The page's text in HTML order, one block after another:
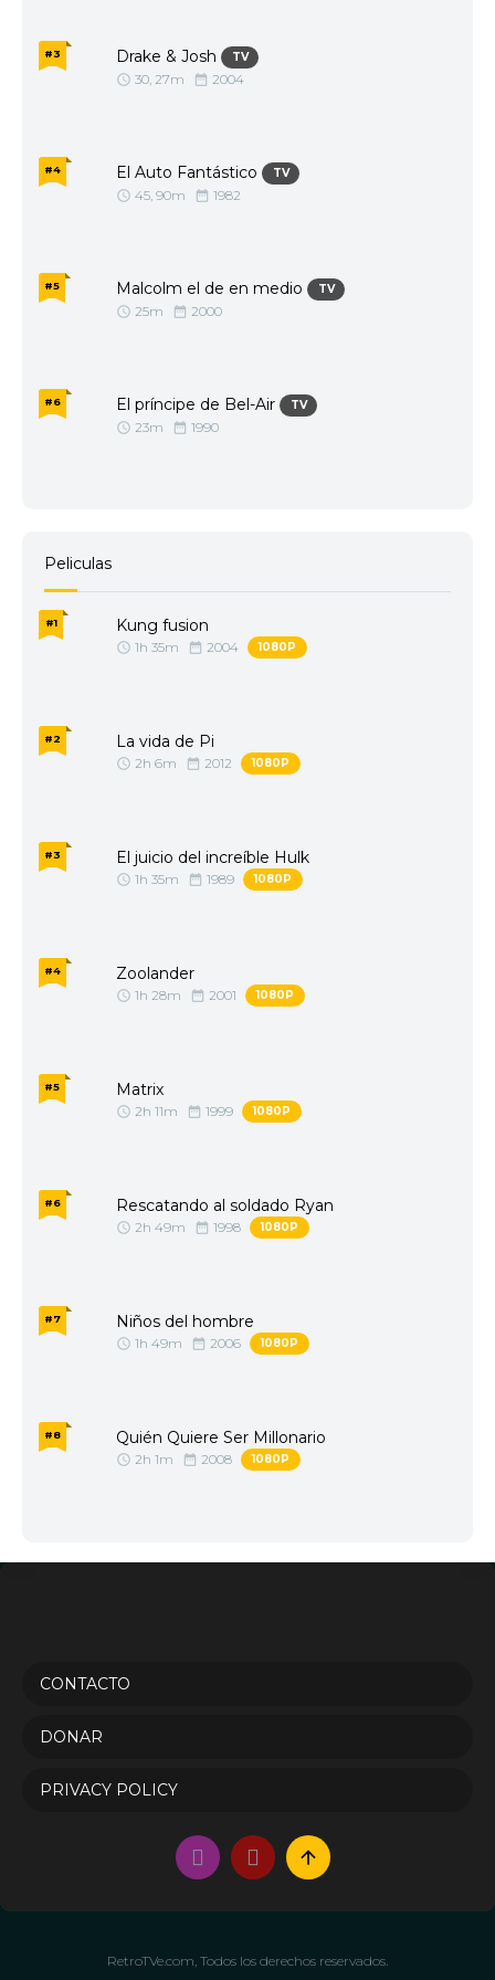
1966
1959
1956 1952
#3 Drake & Josh TV
30, 27m 2004
#4 El Auto Fantástico TV
45, 90m 1982
#5 Malcolm el de en medio TV
25m 2000
#6 El príncipe de Bel-Air TV
23m 1990
Peliculas
#1 Kung fusion
1h 35m 2004 1080P
#2 La vida de Pi
2h 6m 2012 1080P
#3 El juicio del increíble Hulk
1h 35m 1989 1080P
#4 Zoolander
1h 28m 2001 1080P
#5 Matrix
2h 11m 1999 1080P
#6 Rescatando al soldado Ryan
2h 49m 1998 1080P
#7 Niños del hombre
1h 49m 2006 1080P
#8 Quién Quiere Ser Millonario
2h 1m 2008 1080P
CONTACTO
DONAR
PRIVACY POLICY
RetroTVe.com, Todos los derechos reservados.